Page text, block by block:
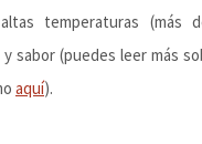
temperaturas (más
y sabor (puedes leer más
aquí).